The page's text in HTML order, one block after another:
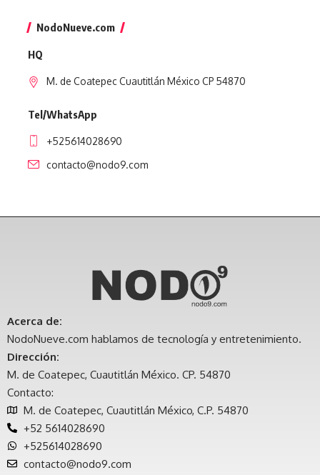
NodoNueve.com
HQ
M. de Coatepec Cuautitlán México CP 54870
Tel/WhatsApp
+525614028690
contacto@nodo9.com
Acerca de:
NodoNueve.com hablamos de tecnología y entretenimiento.
Dirección:
M. de Coatepec, Cuautitlán México. CP. 54870
Contacto:
M. de Coatepec, Cuautitlán México, C.P. 54870
+52 5614028690
+525614028690
contacto@nodo9.com